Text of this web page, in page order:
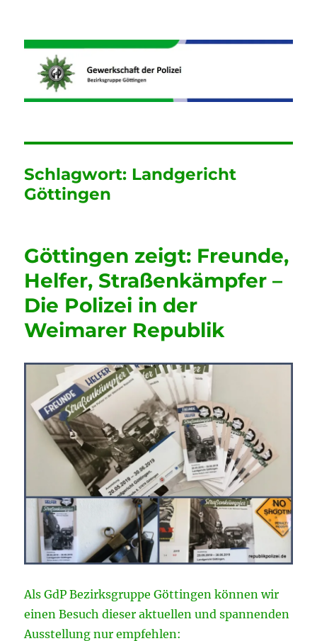
Informationen der GdP
Bezirksgruppe Göttingen
Schlagwort: Landgericht
Göttingen
Göttingen zeigt: Freunde,
Helfer, Straßenkämpfer –
Die Polizei in der
Weimarer Republik
Als GdP Bezirksgruppe Göttingen können wir
einen Besuch dieser aktuellen und spannenden
Ausstellung nur empfehlen: